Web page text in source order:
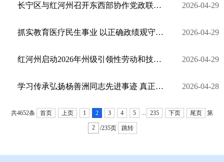
长宁区与红河州召开东西部协作党政联席会议 2026-04-29
抓实教育医疗民生事业 以正确政绩观守护群众幸福安康 2026-04-29
红河州启动2026年州级引领性劳动和技能竞赛 2026-04-29
学习传承弘扬杨善洲同志先进事迹 真正做到为人民出政绩以实干出政绩 2026-04-28
共4652条 首页 上页 1 2 3 4 5 235 下页 尾页 第
/235页 跳转